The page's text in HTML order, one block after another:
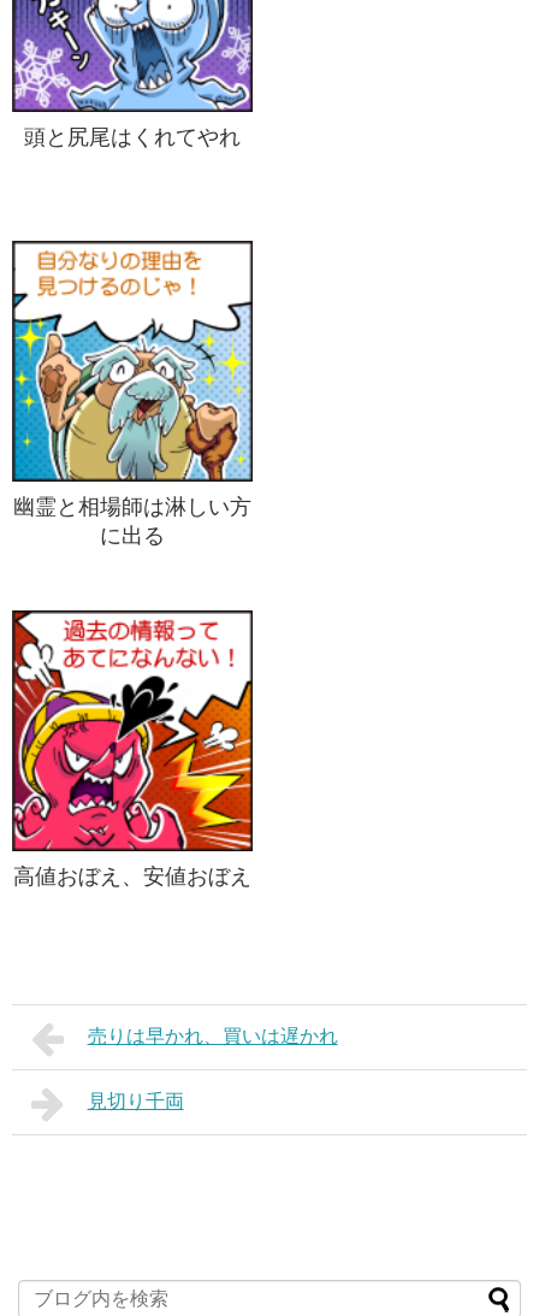
頭と尻尾はくれてやれ
幽霊と相場師は淋しい方
に出る
高値おぼえ、安値おぼえ
売りは早かれ、買いは遅かれ
見切り千両